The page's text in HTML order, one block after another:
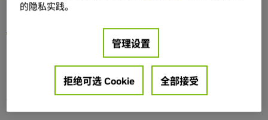
或是革新我们的
Autodesk
正在努力推广 VR 应用，其设在慕尼黑的 VR 卓越
中心即是一个有力的证明。
图片由 Autodesk 提供。
的隐私实践。
管理设置
拒绝可选 Cookie 全部接受